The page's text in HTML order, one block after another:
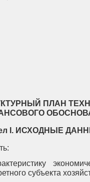
ПЛАН
I. ИСХОДНЫЕ
субъекта